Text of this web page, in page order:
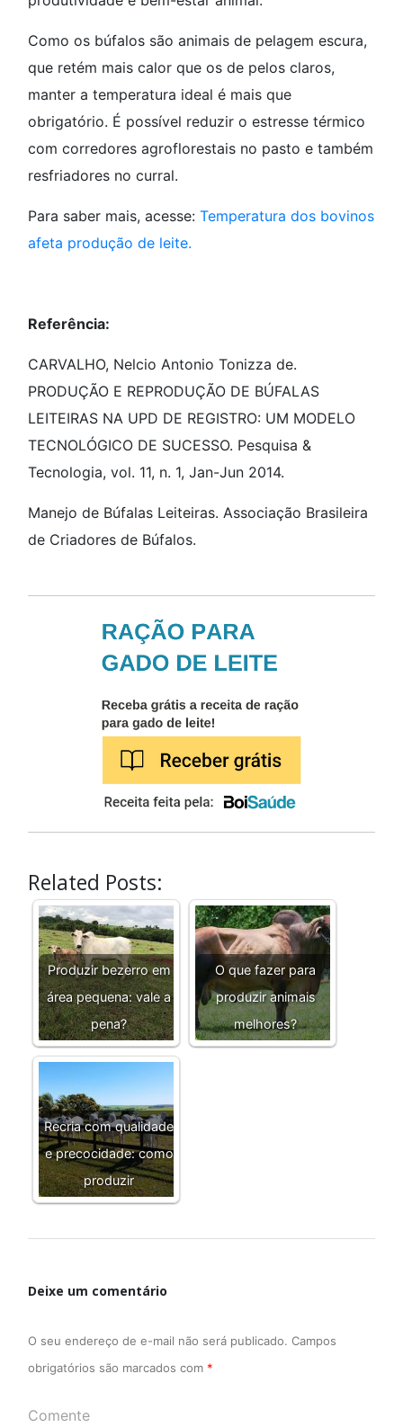
Como os búfalos são animais de pelagem escura,
que retém mais calor que os de pelos claros,
manter a temperatura ideal é mais que
obrigatório. É possível reduzir o estresse térmico
com corredores agroflorestais no pasto e também
resfriadores no curral.
Para saber mais, acesse: Temperatura dos bovinos
afeta produção de leite.
Referência:
CARVALHO, Nelcio Antonio Tonizza de.
PRODUÇÃO E REPRODUÇÃO DE BÚFALAS
LEITEIRAS NA UPD DE REGISTRO: UM MODELO
TECNOLÓGICO DE SUCESSO. Pesquisa &
Tecnologia, vol. 11, n. 1, Jan-Jun 2014.
Manejo de Búfalas Leiteiras. Associação Brasileira
de Criadores de Búfalos.
Related Posts:
Produzir bezerro em
área pequena: vale a
pena?
O que fazer para
produzir animais
melhores?
Recria com qualidade
e precocidade: como
produzir
Deixe um comentário
O seu endereço de e-mail não será publicado. Campos
obrigatórios são marcados com *